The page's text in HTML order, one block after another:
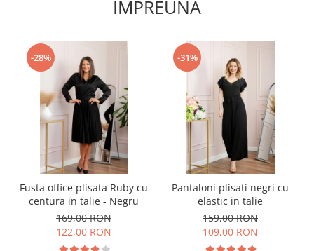
IMPREUNA
-28%
Fusta office plisata Ruby cu
centura in talie - Negru
169,00 RON
122,00 RON
-31%
Pantaloni plisati negri cu
elastic in talie
159,00 RON
109,00 RON